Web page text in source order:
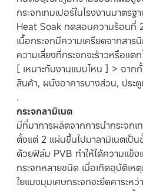
กระจกเทมเปอร์ในโรงงานมาตร
Heat Soak ทดสอบความร้อนที่
เนื้อกระจกมีความเครียดจากสาร
ความเสี่ยงที่กระจกจะร้าวหรือแตก
[ เหมาะกับงานแบบไหน ] > ฉาก
สินค้า, ผนังอาคารบางส่วน, ประ
.
กระจกลามิเนต
มีที่มาการผลิตจากการนำกระจกเ
ตั้งแต่ 2 แผ่นขึ้นไปมาลามิเนตเป็
ด้วยฟิล์ม PVB ทำให้ได้ความแข็
กระจกหลายชนิด เมื่อเกิดอุบัติเห
ใยแมงมุมเศษกระจกจะยึดคาระห